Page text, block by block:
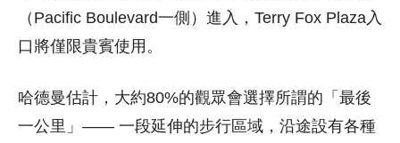
（Pacific Boulevard一側）進入，Terry Fox Plaza入
口將僅限貴賓使用。
哈德曼估計，大約80%的觀眾會選擇所謂的「最後
一公里」—— 一段延伸的步行區域，沿途設有各種